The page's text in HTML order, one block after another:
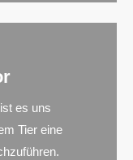
es uns
Tier eine